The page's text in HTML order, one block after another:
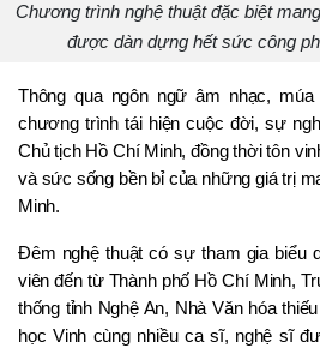
Chương trình nghệ thuật đặc biệt
được dàn dựng hết sức công
Thông qua ngôn ngữ âm nhạc,
chương trình tái hiện cuộc đời, sự
Chủ tịch Hồ Chí Minh, đồng thời tôn
và sức sống bền bỉ của những giá trị
Minh.
Đêm nghệ thuật có sự tham gia biểu
viên đến từ Thành phố Hồ Chí Minh,
thống tỉnh Nghệ An, Nhà Văn hóa
học Vinh cùng nhiều ca sĩ, nghệ sĩ